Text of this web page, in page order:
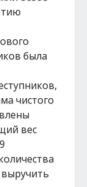
была
чистого
вес